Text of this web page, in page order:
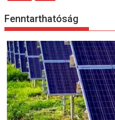
Fenntarthatóság